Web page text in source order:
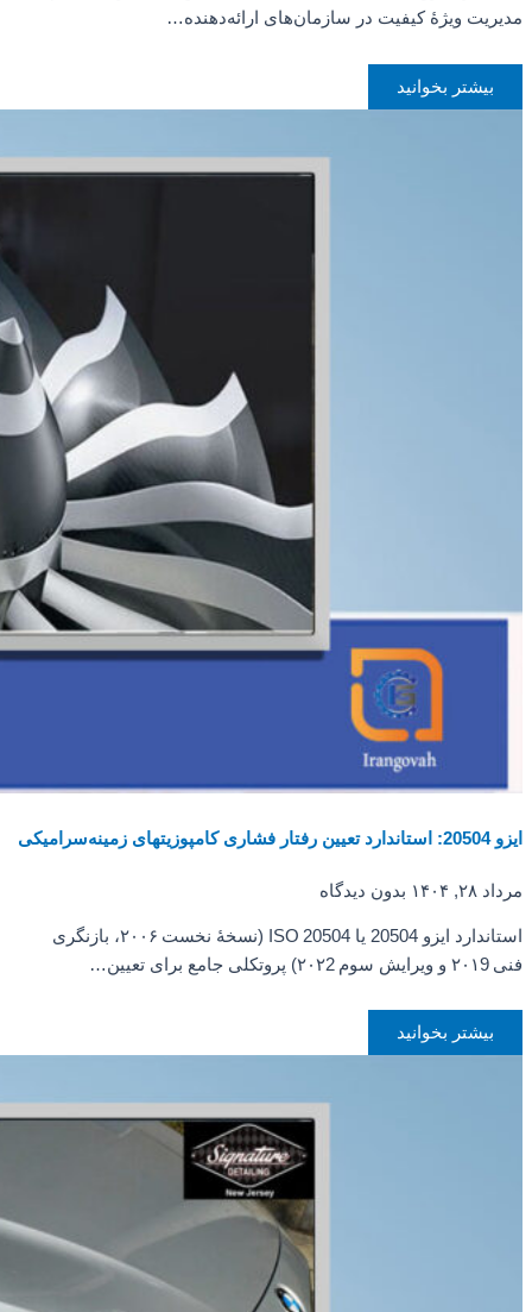
مدیریت ویژهٔ کیفیت در سازمان‌های ارائه‌دهنده…
بیشتر بخوانید
ایزو 20504: استاندارد تعیین رفتار فشاری کامپوزیت­های زمینه‌سرامیکی
مرداد ۲۸, ۱۴۰۴ بدون دیدگاه
استاندارد ایزو 20504 یا ISO 20504 (نسخهٔ نخست ۲۰۰۶، بازنگری
فنی ۲۰۱9 و ویرایش سوم ۲۰۲2) پروتکلی جامع برای تعیین…
بیشتر بخوانید